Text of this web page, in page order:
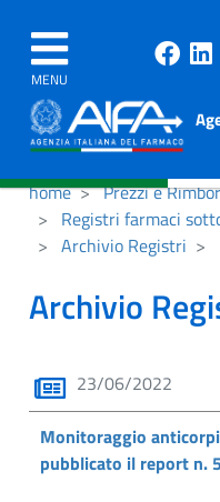
MENU
home
Prezzi e
Registri farmaci
Archivio Registri
Archivio
23/06/2022
Monitoraggio
pubblicato il report n.